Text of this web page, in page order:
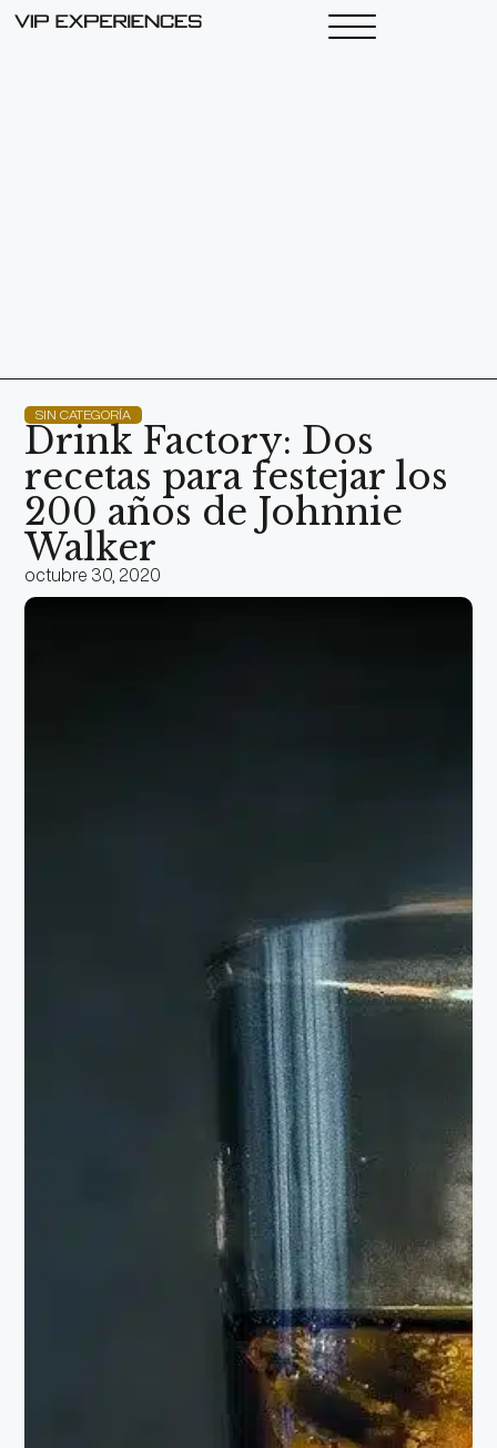
SIN CATEGORÍA
Drink Factory: Dos
recetas para festejar los
200 años de Johnnie
Walker
octubre 30, 2020